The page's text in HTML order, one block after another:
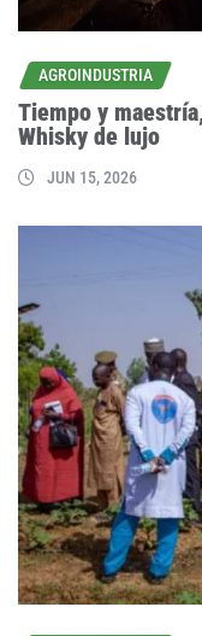
AGROINDUSTRIA
Tiempo y
Whisky de lujo
JUN 15, 2026